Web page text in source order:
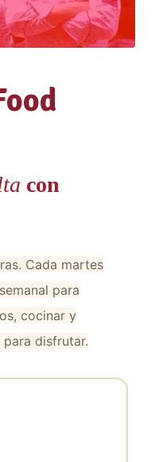
con
Cada martes
para
cocinar y
disfrutar.